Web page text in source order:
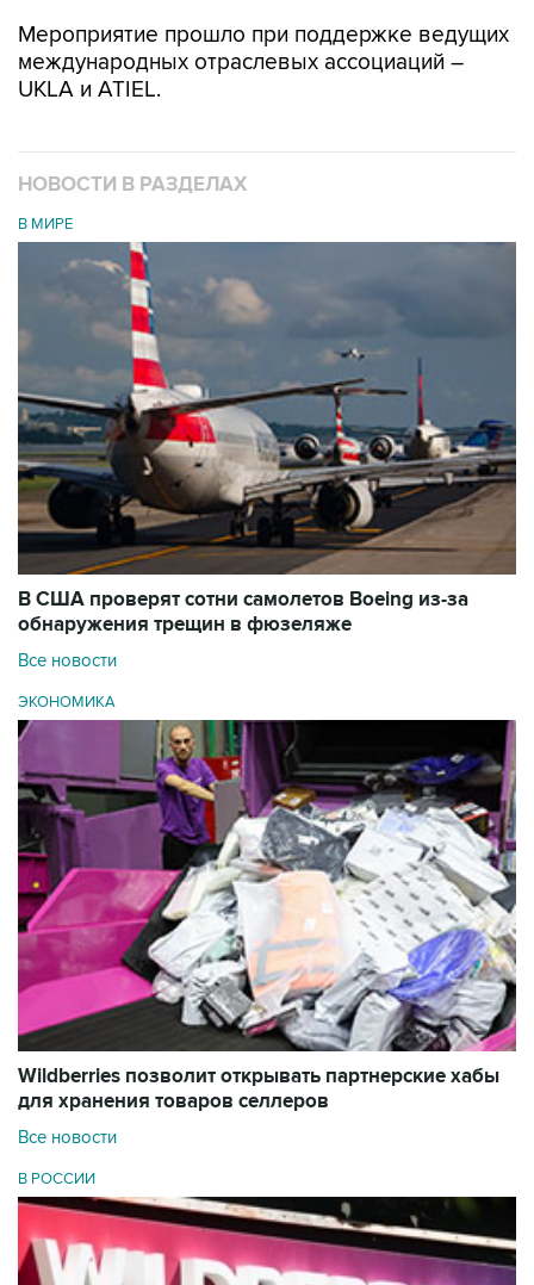
Мероприятие прошло при поддержке ведущих
международных отраслевых ассоциаций –
UKLA и ATIEL.
НОВОСТИ В РАЗДЕЛАХ
В МИРЕ
В США проверят сотни самолетов Boeing из-за
обнаружения трещин в фюзеляже
Все новости
ЭКОНОМИКА
Wildberries позволит открывать партнерские хабы
для хранения товаров селлеров
Все новости
В РОССИИ